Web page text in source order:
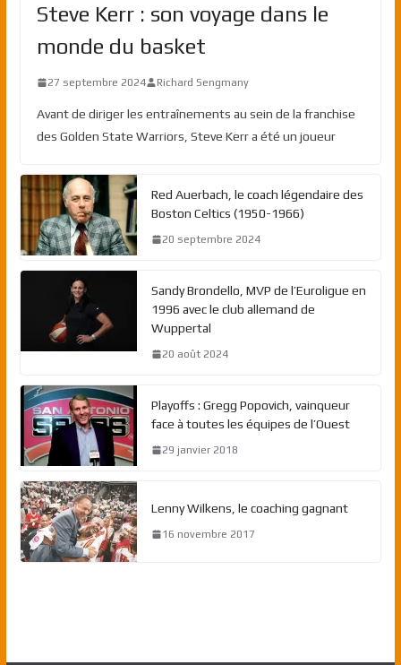
Steve Kerr : son voyage dans le
monde du basket
27 septembre 2024 Richard Sengmany
Avant de diriger les entraînements au sein de la franchise
des Golden State Warriors, Steve Kerr a été un joueur
Red Auerbach, le coach légendaire des
Boston Celtics (1950-1966)
20 septembre 2024
Sandy Brondello, MVP de l’Euroligue en
1996 avec le club allemand de
Wuppertal
20 août 2024
Playoffs : Gregg Popovich, vainqueur
face à toutes les équipes de l’Ouest
29 janvier 2018
Lenny Wilkens, le coaching gagnant
16 novembre 2017